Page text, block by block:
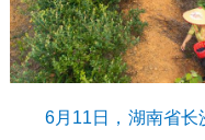
6月11日，湖南省长